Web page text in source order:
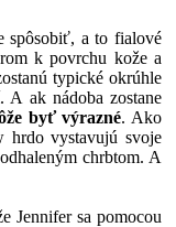
spôsobiť, a to fialové
k povrchu kože a
typické okrúhle
ak nádoba zostane
byť výrazné. Ako
hrdo vystavujú svoje
chrbtom. A
Jennifer sa pomocou